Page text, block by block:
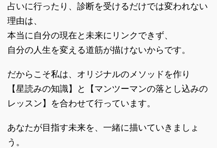
占いに行ったり、診断を受けるだけでは変われない
理由は、
本当に自分の現在と未来にリンクできず、
自分の人生を変える道筋が描けないからです。
だからこそ私は、オリジナルのメソッドを作り
【星読みの知識】と【マンツーマンの落とし込みの
レッスン】を合わせて行っています。
あなたが目指す未来を、一緒に描いていきましょ
う。